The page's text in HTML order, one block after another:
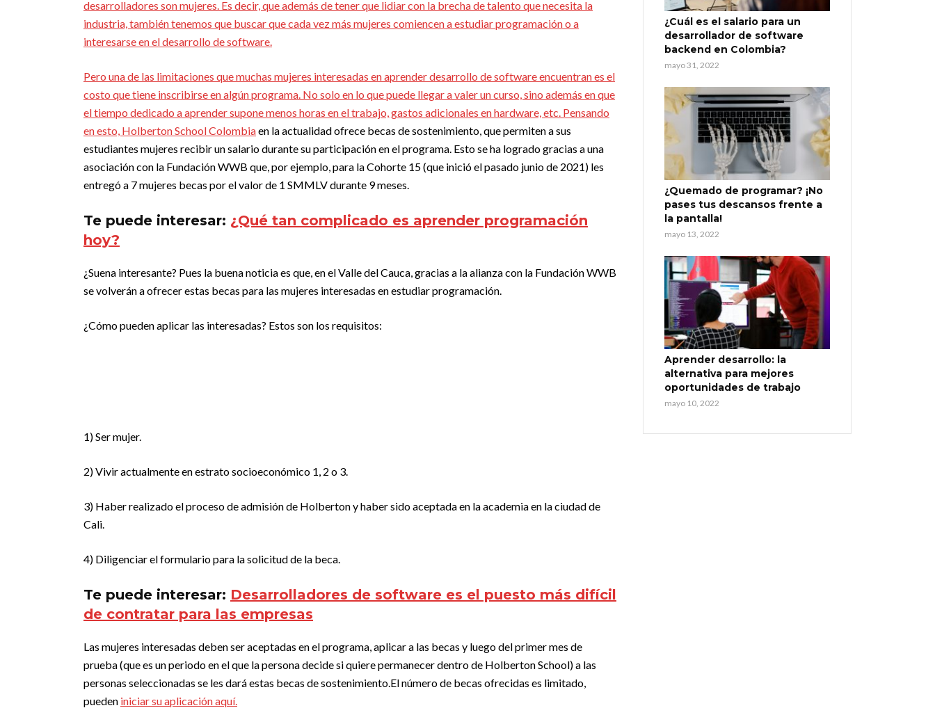
desarrolladores son mujeres. Es decir, que además de tener que lidiar con la brecha de talento que necesita la
industria, también tenemos que buscar que cada vez más mujeres comiencen a estudiar programación o a
interesarse en el desarrollo de software.
Pero una de las limitaciones que muchas mujeres interesadas en aprender desarrollo de software encuentran es el
costo que tiene inscribirse en algún programa. No solo en lo que puede llegar a valer un curso, sino además en que
el tiempo dedicado a aprender supone menos horas en el trabajo, gastos adicionales en hardware, etc. Pensando
en esto, Holberton School Colombiaen la actualidad ofrece becas de sostenimiento, que permiten a sus
estudiantes mujeres recibir un salario durante su participación en el programa. Esto se ha logrado gracias a una
asociación con la Fundación WWB que, por ejemplo, para la Cohorte 15 (que inició el pasado junio de 2021) les
entregó a 7 mujeres becas por el valor de 1 SMMLV durante 9 meses.
Te puede interesar: ¿Qué tan complicado es aprender programación
hoy?
¿Suena interesante? Pues la buena noticia es que, en el Valle del Cauca, gracias a la alianza con la Fundación WWB
se volverán a ofrecer estas becas para las mujeres interesadas en estudiar programación.
¿Cómo pueden aplicar las interesadas? Estos son los requisitos:
1) Ser mujer.
2) Vivir actualmente en estrato socioeconómico 1, 2 o 3.
3) Haber realizado el proceso de admisión de Holberton y haber sido aceptada en la academia en la ciudad de
Cali.
4) Diligenciar el formulario para la solicitud de la beca.
Te puede interesar: Desarrolladores de software es el puesto más difícil
de contratar para las empresas
Las mujeres interesadas deben ser aceptadas en el programa, aplicar a las becas y luego del primer mes de
prueba (que es un periodo en el que la persona decide si quiere permanecer dentro de Holberton School) a las
personas seleccionadas se les dará estas becas de sostenimiento.El número de becas ofrecidas es limitado,
pueden iniciar su aplicación aquí.
¿Cuál es el salario para un
desarrollador de software
backend en Colombia?
mayo 31, 2022
¿Quemado de programar? ¡No
pases tus descansos frente a
la pantalla!
mayo 13, 2022
Aprender desarrollo: la
alternativa para mejores
oportunidades de trabajo
mayo 10, 2022